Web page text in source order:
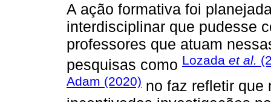
A ação formativa foi
interdisciplinar que pudesse
professores que atuam
pesquisas como Lozada et al.
Adam (2020) no faz refletir que